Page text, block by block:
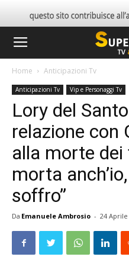
Home Anticipazioni Tv
Anticipazioni Tv Vip e Personaggi Tv
Lory del
relazione con
alla morte dei
morta
soffro”
Da Emanuele Ambrosio - 24 Aprile